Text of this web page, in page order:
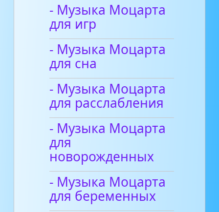
- Музыка Моцарта
для игр
- Музыка Моцарта
для сна
- Музыка Моцарта
для расслабления
- Музыка Моцарта
для
новорожденных
- Музыка Моцарта
для беременных